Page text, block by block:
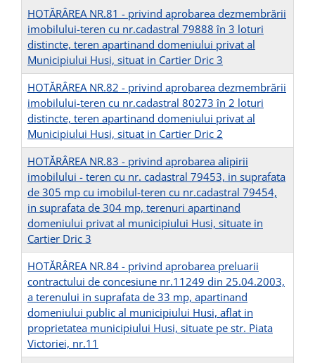
HOTĂRÂREA NR.81 - privind aprobarea dezmembrării
imobilului-teren cu nr.cadastral 79888 în 3 loturi
distincte, teren apartinand domeniului privat al
Municipiului Husi, situat in Cartier Dric 3
HOTĂRÂREA NR.82 - privind aprobarea dezmembrării
imobilului-teren cu nr.cadastral 80273 în 2 loturi
distincte, teren apartinand domeniului privat al
Municipiului Husi, situat in Cartier Dric 2
HOTĂRÂREA NR.83 - privind aprobarea alipirii
imobilului - teren cu nr. cadastral 79453, in suprafata
de 305 mp cu imobilul-teren cu nr.cadastral 79454,
in suprafata de 304 mp, terenuri apartinand
domeniului privat al municipiului Husi, situate in
Cartier Dric 3
HOTĂRÂREA NR.84 - privind aprobarea preluarii
contractului de concesiune nr.11249 din 25.04.2003,
a terenului in suprafata de 33 mp, apartinand
domeniului public al municipiului Husi, aflat in
proprietatea municipiului Husi, situate pe str. Piata
Victoriei, nr.11